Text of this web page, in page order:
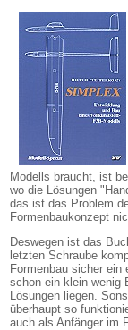
Modells braucht, ist
wo die Lösungen
das ist das Problem
Formenbaukonzept
Deswegen ist das
letzten Schraube
Formenbau sicher
schon ein klein wenig
Lösungen liegen.
überhaupt so
auch als Anfänger im